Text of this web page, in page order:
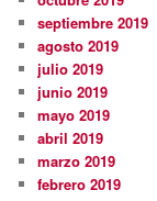
septiembre 2019
agosto 2019
julio 2019
junio 2019
mayo 2019
abril 2019
marzo 2019
febrero 2019